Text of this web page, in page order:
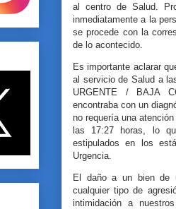
al centro de Salud.
inmediatamente a la
se procede con la
de lo acontecido.
Es importante aclarar
al servicio de Salud a
URGENTE / BAJA
encontraba con un
no requería una
las 17:27 horas, lo
estipulados en los
Urgencia.
El daño a un bien de
cualquier tipo de
intimidación a